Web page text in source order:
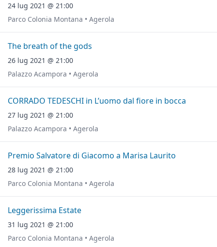
24 lug 2021 @ 21:00
Parco Colonia Montana • Agerola
The breath of the gods
26 lug 2021 @ 21:00
Palazzo Acampora • Agerola
CORRADO TEDESCHI in L’uomo dal fiore in bocca
27 lug 2021 @ 21:00
Palazzo Acampora • Agerola
Premio Salvatore di Giacomo a Marisa Laurito
28 lug 2021 @ 21:00
Parco Colonia Montana • Agerola
Leggerissima Estate
31 lug 2021 @ 21:00
Parco Colonia Montana • Agerola